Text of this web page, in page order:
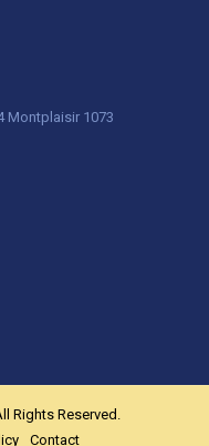
Montplaisir 1073
Rights Reserved.
Contact